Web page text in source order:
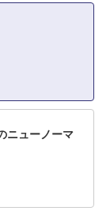
ニューノーマ